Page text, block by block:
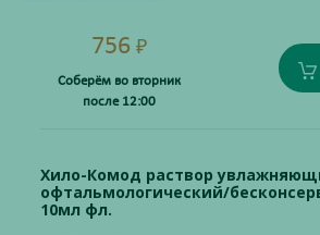
756 ₽
Соберём во вторник
после 12:00
Хило-Комод раствор
офтальмологический/
10мл фл.